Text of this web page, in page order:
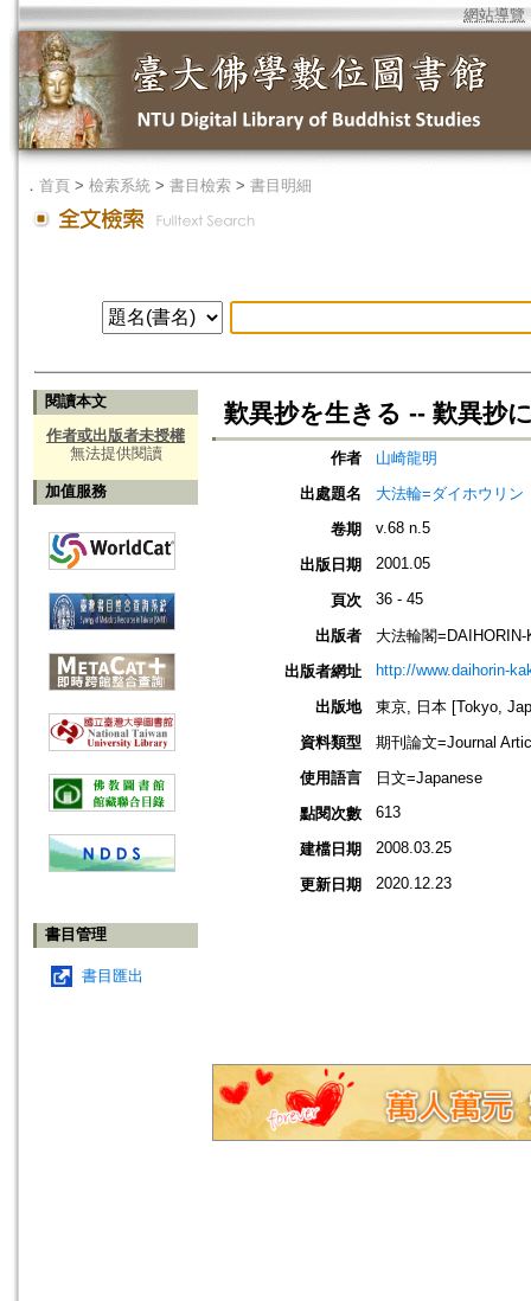
網站導覽
． 首頁 > 檢索系統 > 書目檢索 > 書目明細
閱讀本文
作者或出版者未授權
無法提供閱讀
加值服務
書目管理
書目匯出
歎異抄を生きる -- 歎異抄
作者
山崎龍明
出處題名
大法輪=ダイホウリン
卷期
v.68 n.5
出版日期 2001.05
頁次 36 - 45
出版者
大法輪閣=DAIHORIN-
出版者網址
http://www.daihorin-
出版地
東京, 日本 [Tokyo,
資料類型
期刊論文=Journal
使用語言
日文=Japanese
點閱次數
613
建檔日期 2008.03.25
更新日期 2020.12.23